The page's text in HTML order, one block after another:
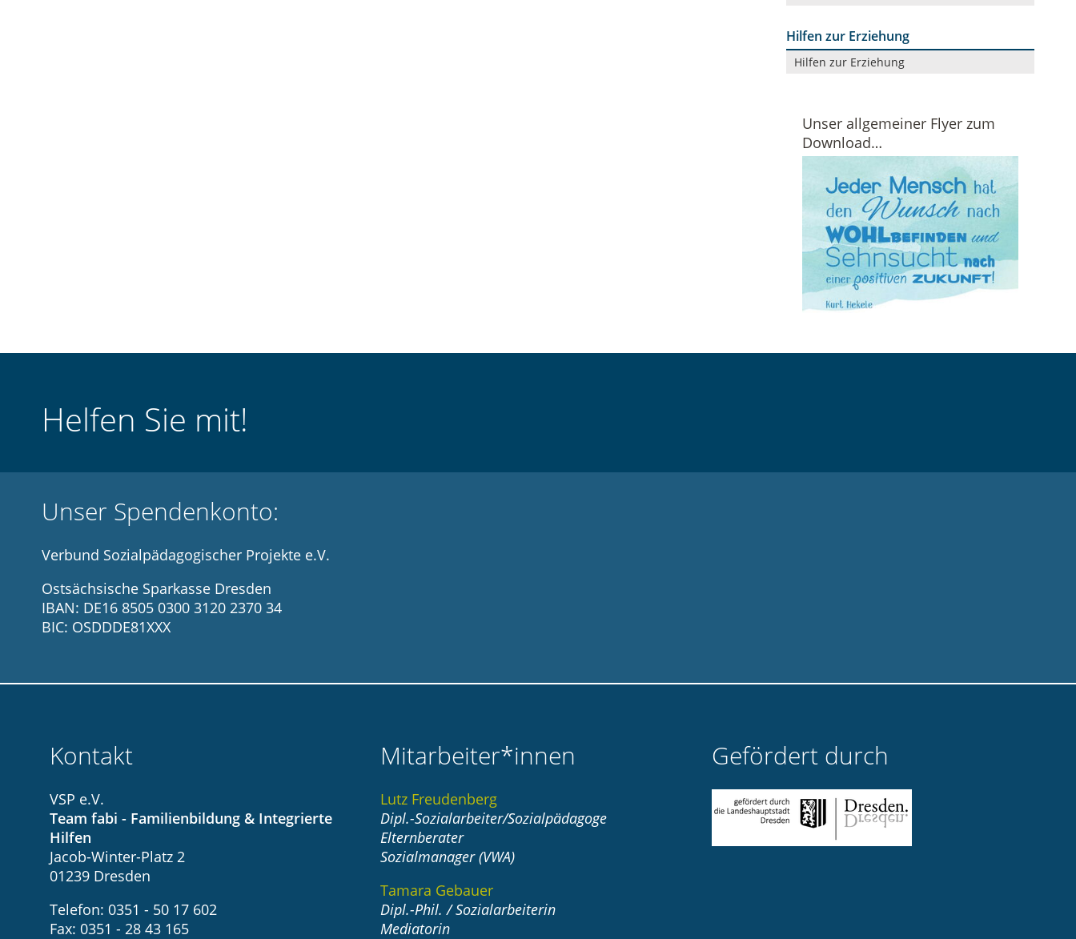
Hilfen zur Erziehung
Navigation
überspringen
Hilfen zur Erziehung
Unser allgemeiner Flyer zum
Download…
Helfen Sie mit!
Unser Spendenkonto:
Verbund Sozialpädagogischer Projekte e.V.
Ostsächsische Sparkasse Dresden
IBAN: DE16 8505 0300 3120 2370 34
BIC: OSDDDE81XXX
Kontakt
VSP e.V.
Team fabi - Familienbildung & Integrierte
Hilfen
Jacob-Winter-Platz 2
01239 Dresden
Telefon: 0351 - 50 17 602
Fax: 0351 - 28 43 165
Mitarbeiter*innen
Lutz Freudenberg
Dipl.-Sozialarbeiter/Sozialpädagoge
Elternberater
Sozialmanager (VWA)
Tamara Gebauer
Dipl.-Phil. / Sozialarbeiterin
Mediatorin
Gefördert durch